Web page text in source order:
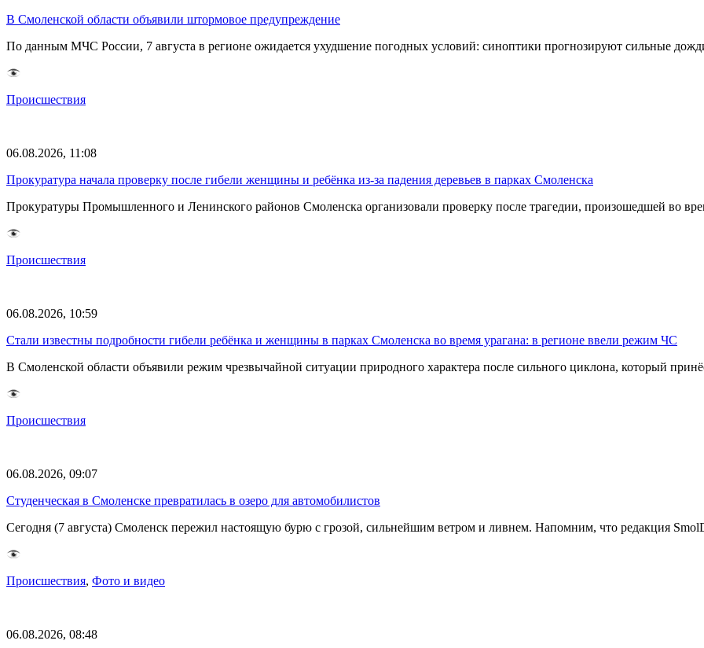
В Смоленской области объявили штормовое предупреждение
По данным МЧС России, 7 августа в регионе ожидается ухудшение погодных условий: синоптики прогнозируют сильные
Происшествия
06.08.2026, 11:08
Прокуратура начала проверку после гибели женщины и ребёнка из-за падения деревьев в парках Смоленска
Прокуратуры Промышленного и Ленинского районов Смоленска организовали проверку после трагедии, произошедшей во
Происшествия
06.08.2026, 10:59
Стали известны подробности гибели ребёнка и женщины в парках Смоленска во время урагана: в регионе ввели режим ЧС
В Смоленской области объявили режим чрезвычайной ситуации природного характера после сильного циклона, который
Происшествия
06.08.2026, 09:07
Студенческая в Смоленске превратилась в озеро для автомобилистов
Сегодня (7 августа) Смоленск пережил настоящую бурю с грозой, сильнейшим ветром и ливнем. Напомним, что редакция
Происшествия, Фото и видео
06.08.2026, 08:48